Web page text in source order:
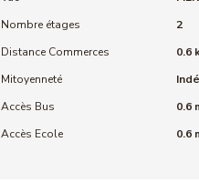
Nombre étages
2
Distance Commerces
0.6
Mitoyenneté
Accès Bus
0.6
Accès Ecole
0.6